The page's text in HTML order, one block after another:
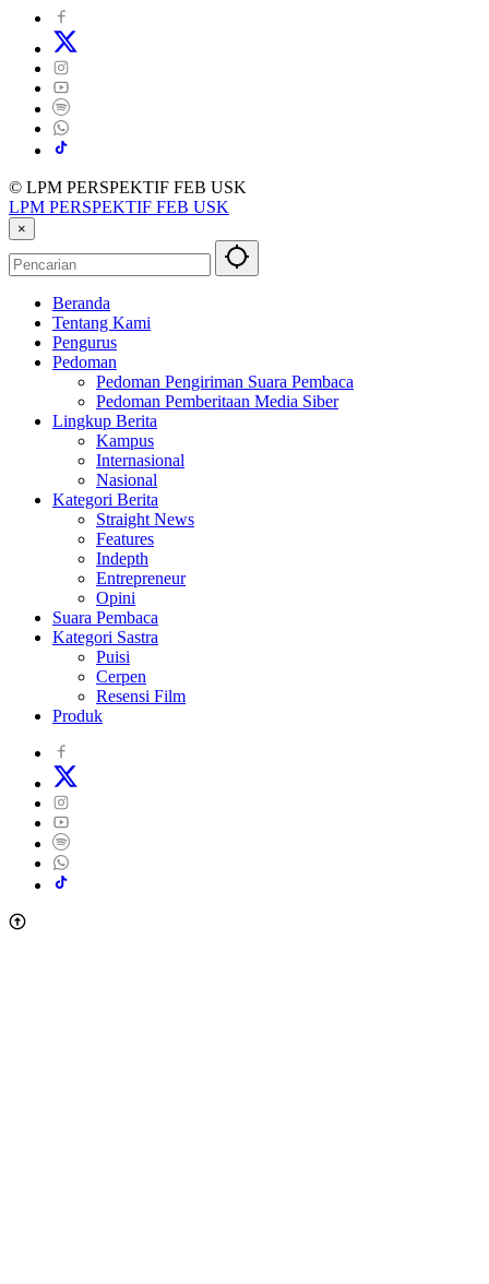
© LPM PERSPEKTIF FEB USK
LPM PERSPEKTIF FEB USK
×
Beranda
Tentang Kami
Pengurus
Pedoman
Pedoman Pengiriman Suara Pembaca
Pedoman Pemberitaan Media Siber
Lingkup Berita
Kampus
Internasional
Nasional
Kategori Berita
Straight News
Features
Indepth
Entrepreneur
Opini
Suara Pembaca
Kategori Sastra
Puisi
Cerpen
Resensi Film
Produk